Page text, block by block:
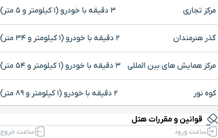
مرکز تجاری ۳ دقیقه با خودرو (۱ کیلومتر و ۵ متر)
گذر هنرمندان ۲ دقیقه با خودرو (۱ کیلومتر و ۳۴ متر)
مرکز همایش های بین المللی ۳ دقیقه با خودرو (۱ کیلومتر و ۵۴ متر)
کوه نور ۲ دقیقه با خودرو (۱ کیلومتر و ۸۹ متر)
اسکله تفریحی
برای بزرگنمایی روی نقشه کلیک کنید
قوانین و مقررات هتل
ساعت ورود ساعت خروج